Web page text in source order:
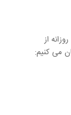
از
می کنیم: